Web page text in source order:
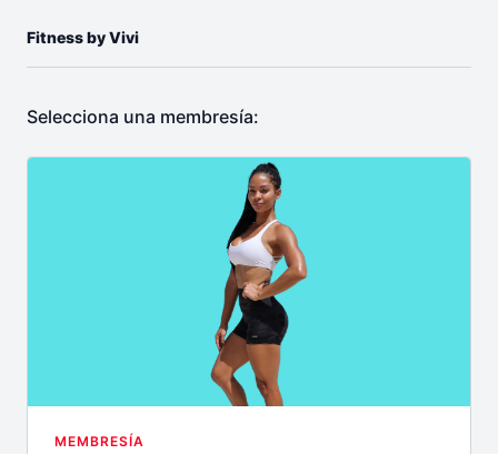
Fitness by Vivi
Selecciona una membresía:
MEMBRESÍA